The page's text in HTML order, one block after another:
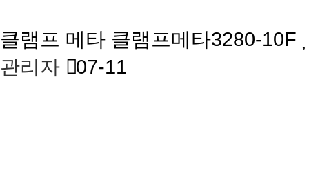
클램프 메타 클램프메타3280-10F
관리자 07-11